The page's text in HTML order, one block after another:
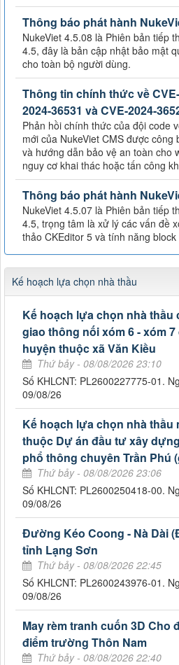
Thông báo phát hành
NukeViet 4.5.08 là Phiên bản tiếp
4.5, đây là bản cập nhật bảo mật
cho toàn bộ người dùng.
Thông tin chính thức về
2024-36531 và CVE-2024-
Phản hồi chính thức của đội code
mới của NukeViet CMS được
và hướng dẫn bảo vệ an toàn cho
nguy cơ khai thác hoặc tấn công
Thông báo phát hành
NukeViet 4.5.07 là Phiên bản tiếp
4.5, trọng tâm là xử lý các vấn đề
thảo CKEditor 5 và tính năng
Kế hoạch lựa chọn nhà thầu
Kế hoạch lựa chọn nhà
giao thông nối xóm 6 - xóm
huyện thuộc xã Văn Kiều
Thứ bảy - 08/08/2026 23:10
Số KHLCNT: PL2600227775-01.
09/08/26
Kế hoạch lựa chọn nhà thầu
thuộc Dự án đầu tư xây
phổ thông chuyên Trần Phú
Thứ bảy - 08/08/2026 23:06
Số KHLCNT: PL2600250418-00.
09/08/26
Đường Kéo Coong - Nà Dài
tỉnh Lạng Sơn
Thứ bảy - 08/08/2026 22:45
Số KHLCNT: PL2600243976-01.
09/08/26
May rèm tranh cuốn 3D Cho
điểm trường Thôn Nam
Thứ bảy - 08/08/2026 22:40